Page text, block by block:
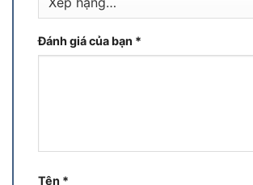
Đánh giá của bạn *
Tên *